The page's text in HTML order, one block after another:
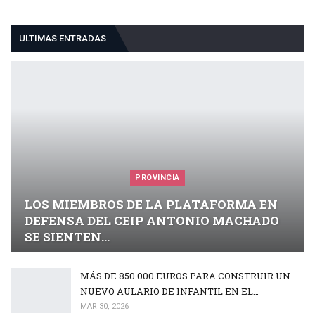
ULTIMAS ENTRADAS
PROVINCIA
LOS MIEMBROS DE LA PLATAFORMA EN
DEFENSA DEL CEIP ANTONIO MACHADO
SE SIENTEN…
MÁS DE 850.000 EUROS PARA CONSTRUIR UN
NUEVO AULARIO DE INFANTIL EN EL…
MAR 30, 2026